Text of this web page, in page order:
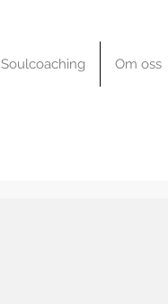
Soulcoaching Om oss